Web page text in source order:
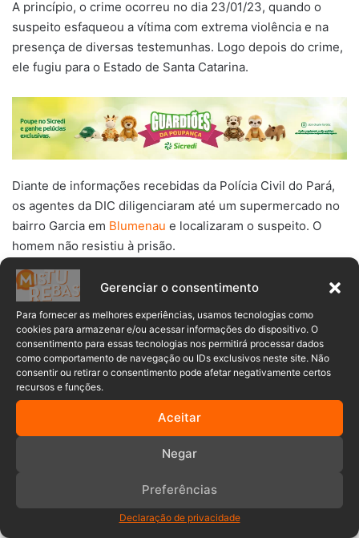
Gerenciar o consentimento
Para fornecer as melhores experiências, usamos tecnologias como
cookies para armazenar e/ou acessar informações do dispositivo. O
consentimento para essas tecnologias nos permitirá processar dados
como comportamento de navegação ou IDs exclusivos neste site. Não
consentir ou retirar o consentimento pode afetar negativamente certos
recursos e funções.
Aceitar
Negar
Preferências
Declaração de privacidade
A princípio, o crime ocorreu no dia 23/01/23, quando o
suspeito esfaqueou a vítima com extrema violência e na
presença de diversas testemunhas. Logo depois do crime,
ele fugiu para o Estado de Santa Catarina.
Diante de informações recebidas da Polícia Civil do Pará,
os agentes da DIC diligenciaram até um supermercado no
bairro Garcia em Blumenau e localizaram o suspeito. O
homem não resistiu à prisão.
• LEIA TAMBÉM:Segundo suspeito de assalto em
estabelecimento comercial em Blumenau é preso pela
Civil
Em conclusão, o autor foi conduzido até a sede da DIC e
depois encaminhado ao Presídio Regional de Blumenau,
ficando à disposição do Poder Judiciário.
Homicídio